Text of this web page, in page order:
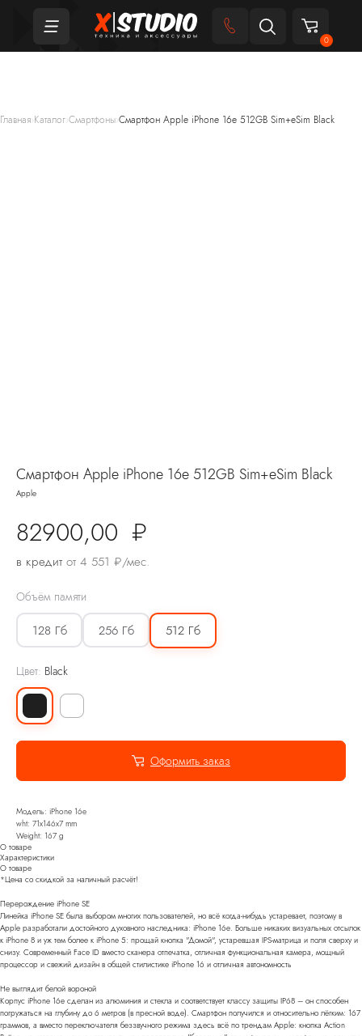
0
Главная Каталог Смартфоны Смартфон Apple iPhone 16e 512GB Sim+eSim Black
Смартфон Apple iPhone 16e 512GB Sim+eSim Black
Apple
82900,00 ₽
в кредит от 4 551 ₽/мес.
Объём памяти
128 Гб 256 Гб 512 Гб
Цвет: Black
Оформить заказ
Модель: iPhone 16e
wht: 71x146x7 mm
Weight: 167 g
О товаре
Характеристики
О товаре
*Цена со скидкой за наличный расчёт!
Перерождение iPhone SE
Линейка iPhone SE была выбором многих пользователей, но всё когда-нибудь устаревает, поэтому в
Apple разработали достойного духовного наследника: iPhone 16e. Больше никаких визуальных отсылок
к iPhone 8 и уж тем более к iPhone 5: прощай кнопка "Домой", устаревшая IPS-матрица и поля сверху и
снизу. Современный Face ID вместо сканера отпечатка, отличная функциональная камера, мощный
процессор и свежий дизайн в общей стилистике iPhone 16 и отличная автономность
Не выглядит белой вороной
Корпус iPhone 16e сделан из алюминия и стекла и соответствует классу защиты IP68 – он способен
погружаться на глубину до 6 метров (в пресной воде). Смартфон получился и относительно лёгким: 167
граммов, а вместо переключателя беззвучного режима здесь всё по трендам Apple: кнопка Action